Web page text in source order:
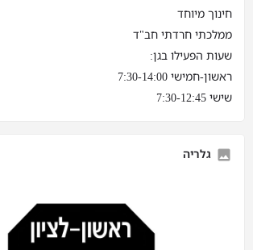
חינוך מיוחד
ממלכתי חרדתי חב"ד
שעות הפעילו בגן:
ראשון-חמישי 7:30-14:00
שישי 7:30-12:45
גלריה